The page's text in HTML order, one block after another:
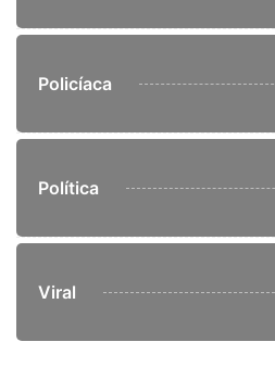
Policíaca
Política
Viral